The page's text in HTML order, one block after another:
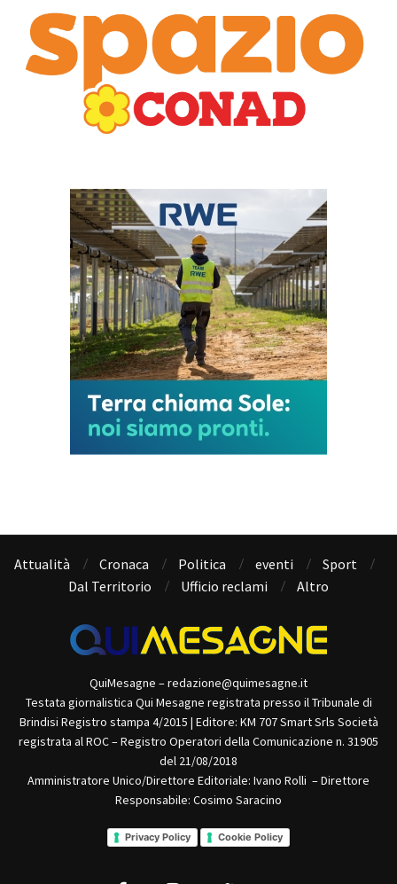
Attualità Cronaca Politica eventi
Sport
Dal Territorio
Ufficio reclami Altro
QuiMesagne – redazione@quimesagne.it
Testata giornalistica Qui Mesagne registrata presso il Tribunale di
Brindisi Registro stampa 4/2015 | Editore: KM 707 Smart Srls Società
registrata al ROC – Registro Operatori della Comunicazione n. 31905
del 21/08/2018
Amministratore Unico/Direttore Editoriale: Ivano Rolli – Direttore
Responsabile: Cosimo Saracino
Privacy Policy Cookie Policy